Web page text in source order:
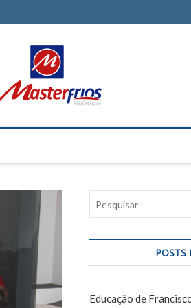
POSTS
Educação de